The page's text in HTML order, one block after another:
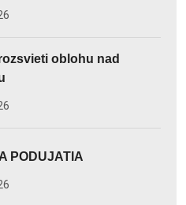
oblohu nad
PODUJATIA